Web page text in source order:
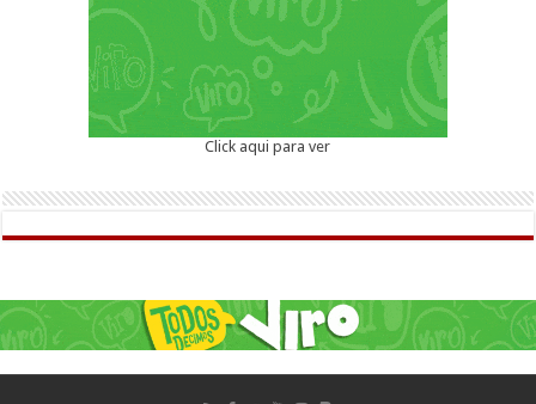
Click aqui para ver